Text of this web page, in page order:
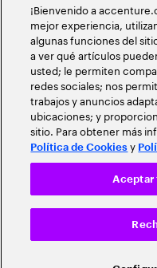
¡Bienvenido a
mejor experiencia,
algunas funciones del
a ver qué artículos
usted; le permiten
redes sociales; nos
trabajos y anuncios
ubicaciones; y
sitio. Para obtener más
Política de Cookies y
Aceptar